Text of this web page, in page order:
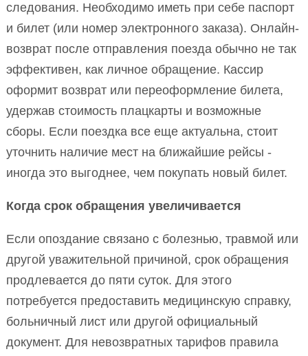
следования. Необходимо иметь при себе паспорт
и билет (или номер электронного заказа). Онлайн-
возврат после отправления поезда обычно не так
эффективен, как личное обращение. Кассир
оформит возврат или переоформление билета,
удержав стоимость плацкарты и возможные
сборы. Если поездка все еще актуальна, стоит
уточнить наличие мест на ближайшие рейсы -
иногда это выгоднее, чем покупать новый билет.
Когда срок обращения увеличивается
Если опоздание связано с болезнью, травмой или
другой уважительной причиной, срок обращения
продлевается до пяти суток. Для этого
потребуется предоставить медицинскую справку,
больничный лист или другой официальный
документ. Для невозвратных тарифов правила